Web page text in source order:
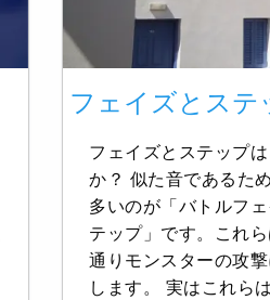
フェイズとステ
フェイズとステップ
か？ 似た音であるた
多いのが「バトルフ
テップ」です。これ
通りモンスターの攻
します。 実はこれら